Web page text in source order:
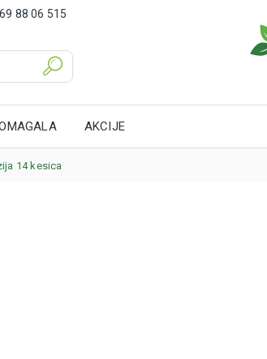
88 06 515
AKCIJE
14 kesica